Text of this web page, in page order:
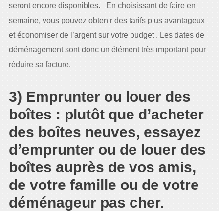
seront encore disponibles. En choisissant de faire en
semaine, vous pouvez obtenir des tarifs plus avantageux
et économiser de l’argent sur votre budget . Les dates de
déménagement sont donc un élément très important pour
réduire sa facture.
3) Emprunter ou louer des
boîtes : plutôt que d’acheter
des boîtes neuves, essayez
d’emprunter ou de louer des
boîtes auprès de vos amis,
de votre famille ou de votre
déménageur pas cher.